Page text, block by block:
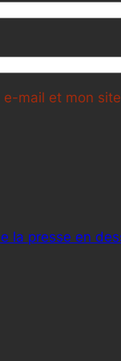
mail et mon
la presse en